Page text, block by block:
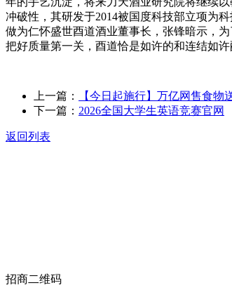
冲破性，其研发于2014被国度科技部立项为
做为仁怀盛世酉道酒业董事长，张锋暗示，
把好质量第一关，酉道恰是如许的和连结如许
上一篇：
【今日起施行】万亿网售食物
下一篇： 2026全国大学生英语竞赛官网
返回列表
招商二维码